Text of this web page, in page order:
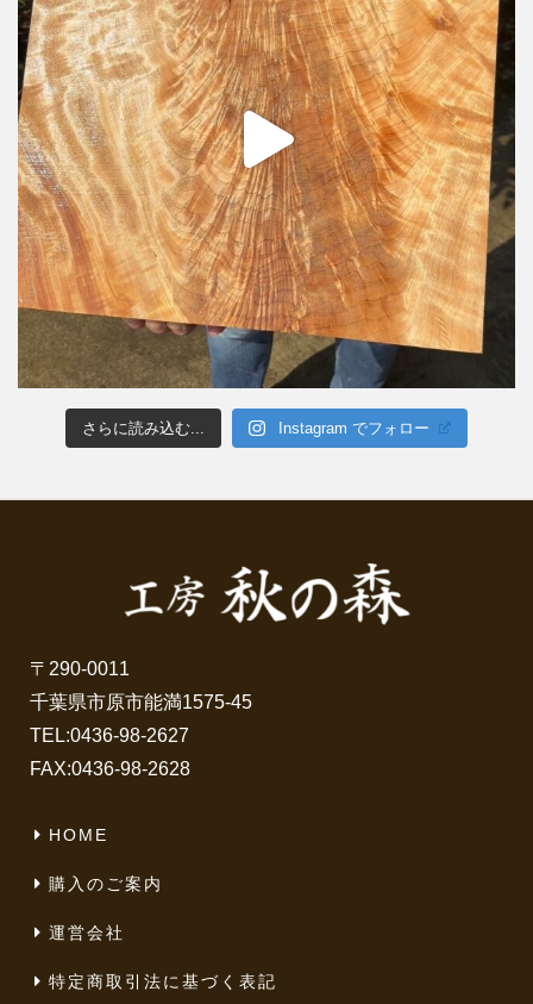
さらに読み込む... Instagram でフォロー
〒290-0011
千葉県市原市能満1575-45
TEL:0436-98-2627
FAX:0436-98-2628
HOME
購入のご案内
運営会社
特定商取引法に基づく表記